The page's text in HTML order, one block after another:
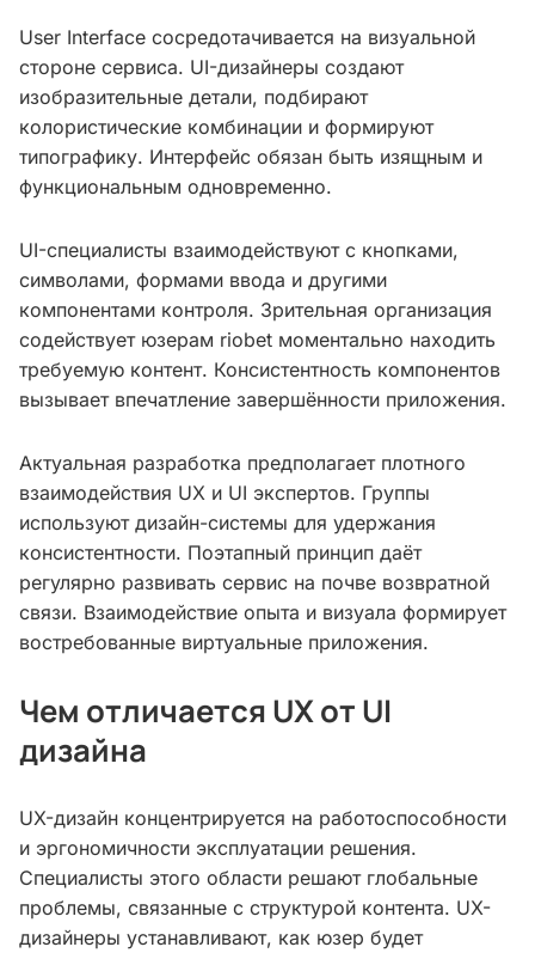
User Interface сосредотачивается на визуальной
стороне сервиса. UI-дизайнеры создают
изобразительные детали, подбирают
колористические комбинации и формируют
типографику. Интерфейс обязан быть изящным и
функциональным одновременно.
UI-специалисты взаимодействуют с кнопками,
символами, формами ввода и другими
компонентами контроля. Зрительная организация
содействует юзерам riobet моментально находить
требуемую контент. Консистентность компонентов
вызывает впечатление завершённости приложения.
Актуальная разработка предполагает плотного
взаимодействия UX и UI экспертов. Группы
используют дизайн-системы для удержания
консистентности. Поэтапный принцип даёт
регулярно развивать сервис на почве возвратной
связи. Взаимодействие опыта и визуала формирует
востребованные виртуальные приложения.
Чем отличается UX от UI
дизайна
UX-дизайн концентрируется на работоспособности
и эргономичности эксплуатации решения.
Специалисты этого области решают глобальные
проблемы, связанные с структурой контента. UX-
дизайнеры устанавливают, как юзер будет